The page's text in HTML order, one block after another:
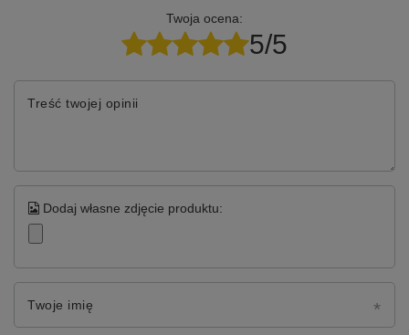
Twoja ocena:
5/5
Treść twojej opinii
Dodaj własne zdjęcie produktu:
Twoje imię